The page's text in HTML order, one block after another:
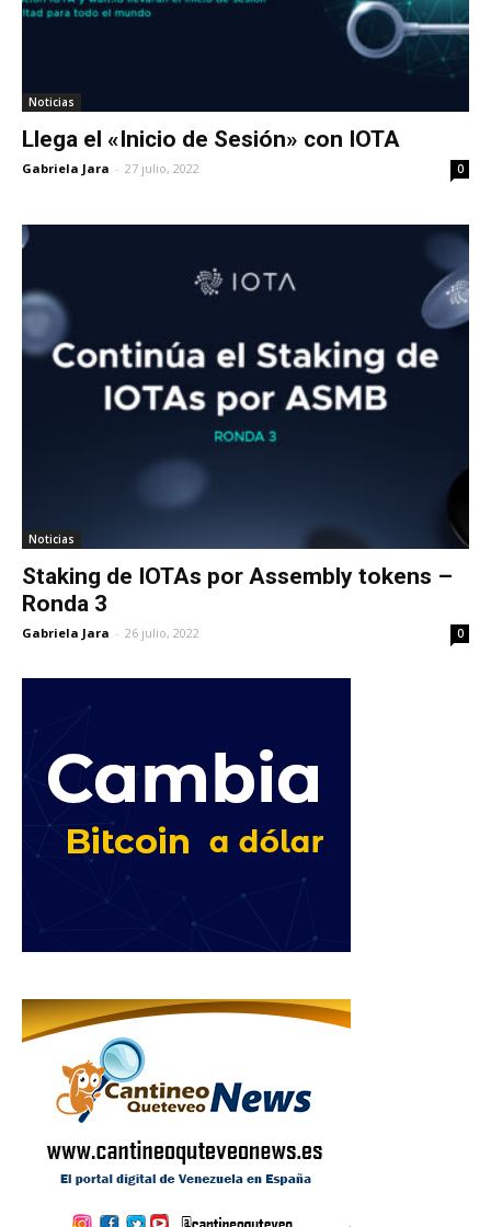
Noticias
Llega el «Inicio de Sesión» con IOTA
Gabriela Jara - 27 julio, 2022 0
Noticias
Staking de IOTAs por Assembly tokens –
Ronda 3
Gabriela Jara - 26 julio, 2022 0